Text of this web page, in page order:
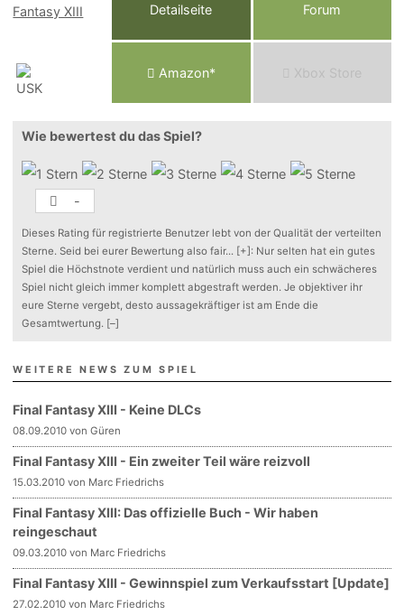
Detailseite Forum
Amazon* Xbox Store
Wie bewertest du das Spiel?
-
Dieses Rating für registrierte Benutzer lebt von der Qualität der verteilten
Sterne. Seid bei eurer Bewertung also fair... [+]: Nur selten hat ein gutes
Spiel die Höchstnote verdient und natürlich muss auch ein schwächeres
Spiel nicht gleich immer komplett abgestraft werden. Je objektiver ihr
eure Sterne vergebt, desto aussagekräftiger ist am Ende die
Gesamtwertung. [–]
WEITERE NEWS ZUM SPIEL
Final Fantasy XIII - Keine DLCs
08.09.2010 von Güren
Final Fantasy XIII - Ein zweiter Teil wäre reizvoll
15.03.2010 von Marc Friedrichs
Final Fantasy XIII: Das offizielle Buch - Wir haben
reingeschaut
09.03.2010 von Marc Friedrichs
Final Fantasy XIII - Gewinnspiel zum Verkaufsstart [Update]
27.02.2010 von Marc Friedrichs